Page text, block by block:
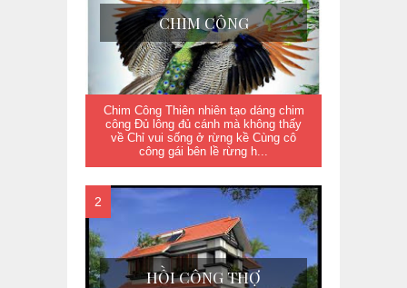
CHIM CÔNG
Chim Công Thiên nhiên tạo dáng chim
công Đủ lông đủ cánh mà không thấy
về Chỉ vui sống ở rừng kề Cùng cô
công gái bên lề rừng h...
HỒI CÔNG THỢ